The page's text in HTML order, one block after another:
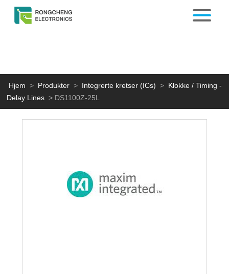
Hjem > Produkter > Integrerte kretser (ICs) > Klokke / Timing -
Delay Lines > DS1100Z-25L